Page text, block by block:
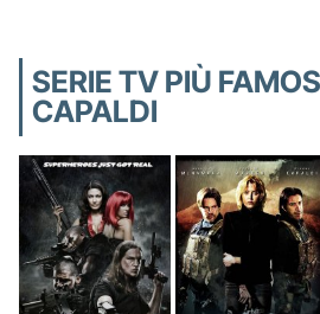
SERIE TV PIÙ
CAPALDI